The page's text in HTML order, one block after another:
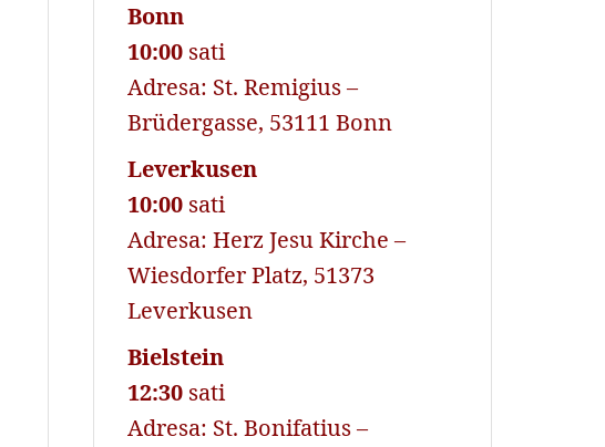
Bonn
10:00 sati
Adresa: St. Remigius –
Brüdergasse, 53111 Bonn
Leverkusen
10:00 sati
Adresa: Herz Jesu Kirche –
Wiesdorfer Platz, 51373
Leverkusen
Bielstein
12:30 sati
Adresa: St. Bonifatius –